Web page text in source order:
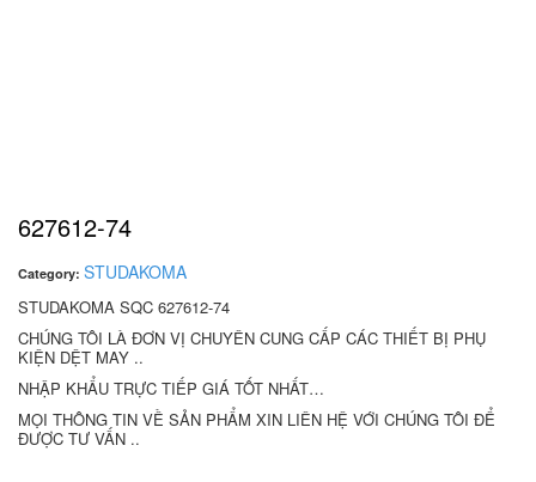
627612-74
Category: STUDAKOMA
STUDAKOMA SQC 627612-74
CHÚNG TÔI LÀ ĐƠN VỊ CHUYÊN CUNG CẤP CÁC THIẾT BỊ PHỤ
KIỆN DỆT MAY ..
NHẬP KHẨU TRỰC TIẾP GIÁ TỐT NHẤT…
MỌI THÔNG TIN VỀ SẢN PHẨM XIN LIÊN HỆ VỚI CHÚNG TÔI ĐỂ
ĐƯỢC TƯ VẤN ..